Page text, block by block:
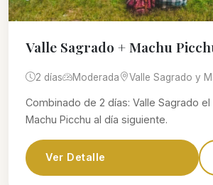
Valle Sagrado + Machu
2 días Moderada Valle Sagrado y
Combinado de 2 días: Valle Sagrado
Machu Picchu al día siguiente.
Ver Detalle